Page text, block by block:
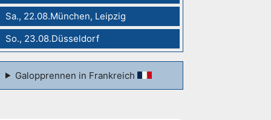
Sa., 22.08.München, Leipzig
So., 23.08.Düsseldorf
Galopprennen in Frankreich